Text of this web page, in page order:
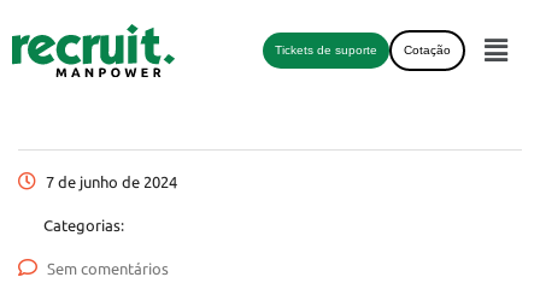
Tickets de suporte Cotação
7 de junho de 2024
Categorias:
Sem comentários